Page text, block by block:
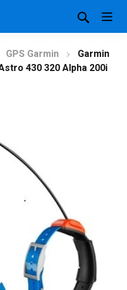
GPS Garmin
Garmin
430 320 Alpha 200i